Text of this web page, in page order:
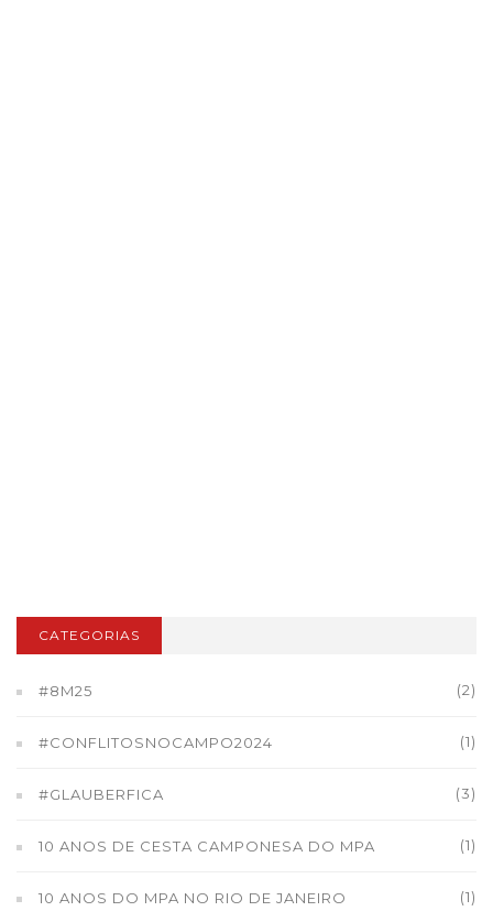
CATEGORIAS
#8M25 (2)
#CONFLITOSNOCAMPO2024 (1)
#GLAUBERFICA (3)
10 ANOS DE CESTA CAMPONESA DO MPA (1)
10 ANOS DO MPA NO RIO DE JANEIRO (1)